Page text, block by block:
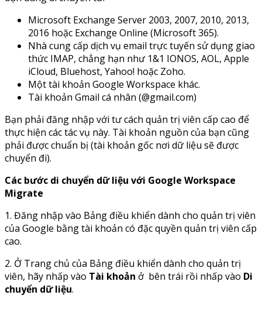
Microsoft Exchange Server 2003, 2007, 2010, 2013,
2016 hoặc Exchange Online (Microsoft 365).
Nhà cung cấp dịch vụ email trực tuyến sử dụng giao
thức IMAP, chẳng hạn như 1&1 IONOS, AOL, Apple
iCloud, Bluehost, Yahoo! hoặc Zoho.
Một tài khoản Google Workspace khác.
Tài khoản Gmail cá nhân (@gmail.com)
Bạn phải đăng nhập với tư cách quản trị viên cấp cao để
thực hiện các tác vụ này. Tài khoản nguồn của bạn cũng
phải được chuẩn bị (tài khoản gốc nơi dữ liệu sẽ được
chuyển đi).
Các bước di chuyển dữ liệu với Google Workspace
Migrate
1. Đăng nhập vào Bảng điều khiển dành cho quản trị viên
của Google bằng tài khoản có đặc quyền quản trị viên cấp
cao.
2. Ở Trang chủ của Bảng điều khiển dành cho quản trị
viên, hãy nhấp vào Tài khoản ở bên trái rồi nhấp vào Di
chuyển dữ liệu.